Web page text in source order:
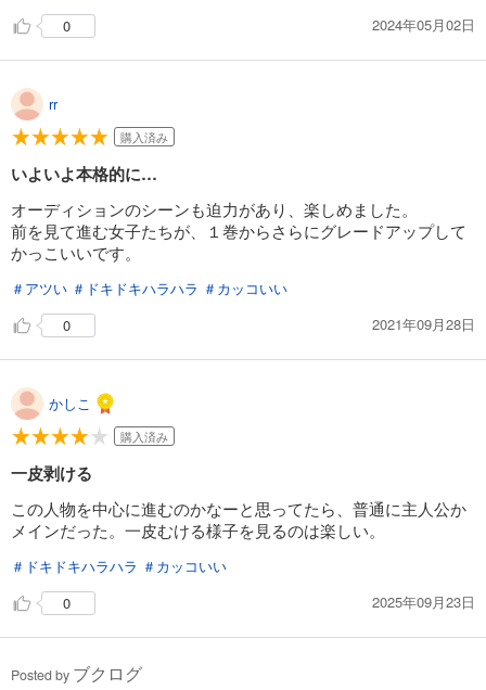
0
2024年05月02日
rr
購入済み
いよいよ本格的に…
オーディションのシーンも迫力があり、楽しめました。
前を見て進む女子たちが、１巻からさらにグレードアップして
かっこいいです。
＃アツい ＃ドキドキハラハラ ＃カッコいい
0
2021年09月28日
かしこ
購入済み
一皮剥ける
この人物を中心に進むのかなーと思ってたら、普通に主人公か
メインだった。一皮むける様子を見るのは楽しい。
＃ドキドキハラハラ ＃カッコいい
0
2025年09月23日
Posted by ブクログ